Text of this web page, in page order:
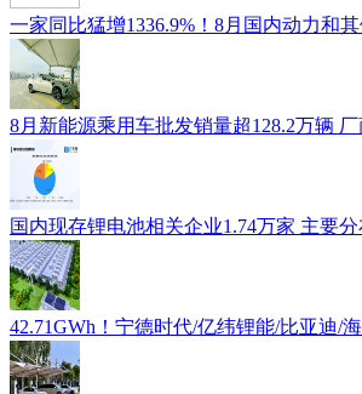
一家同比猛增1336.9%！8月国内动力和
8月新能源乘用车批发销量超128.2万辆 厂
国内现存锂电池相关企业1.74万家 主要
42.71GWh！宁德时代/亿纬锂能/比亚迪/